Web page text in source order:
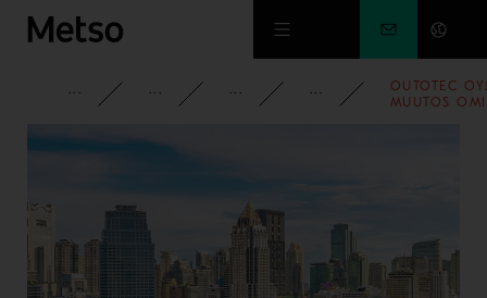
Siirry pääsisältöön
YRITYS PYSY AJAN TASALLA
UUTISET 2019
OUTOTEC
MUUTOS